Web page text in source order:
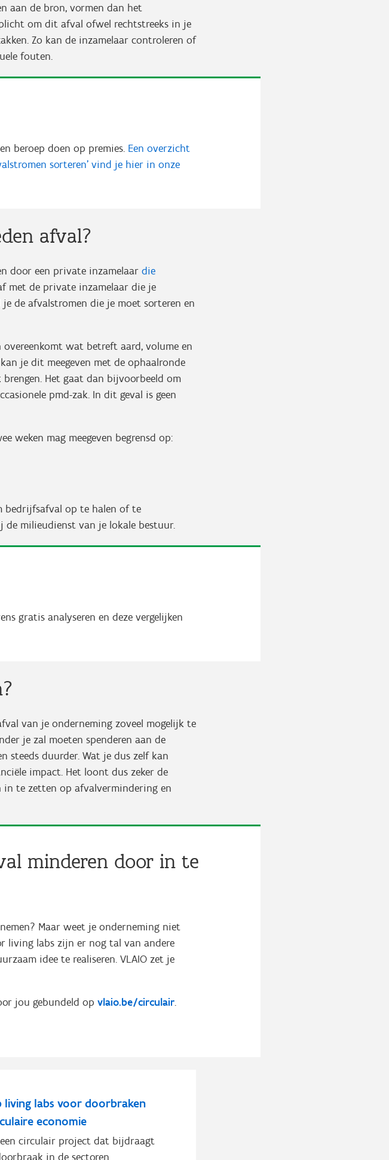
aan de bron, vormen dan het
om dit afval ofwel rechtstreeks in je
Zo kan de inzamelaar controleren of
fouten.
beroep doen op premies. Een overzicht
sorteren' vind je hier in onze
afval?
door een private inzamelaardie
met de private inzamelaar die je
de afvalstromen die je moet sorteren en
wat betreft aard, volume en
je dit meegeven met de ophaalronde
Het gaat dan bijvoorbeeld om
pmd-zak. In dit geval is geen
weken mag meegeven begrensd op:
bedrijfsafval op te halen of te
de milieudienst van je lokale bestuur.
gratis analyseren en deze vergelijken
van je onderneming zoveel mogelijk te
je zal moeten spenderen aan de
steeds duurder. Wat je dus zelf kan
impact. Het loont dus zeker de
te zetten op afvalvermindering en
minderen door in te
Maar weet je onderneming niet
living labs zijn er nog tal van andere
idee te realiseren. VLAIO zet je
jou gebundeld opvlaio.be/circulair.
living labs voor doorbraken
economie
circulair project dat bijdraagt
in de sectoren